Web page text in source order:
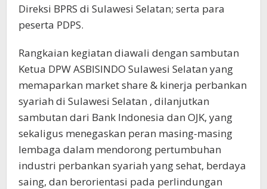
Direksi BPRS di Sulawesi Selatan; serta para
peserta PDPS.
Rangkaian kegiatan diawali dengan sambutan
Ketua DPW ASBISINDO Sulawesi Selatan yang
memaparkan market share & kinerja perbankan
syariah di Sulawesi Selatan , dilanjutkan
sambutan dari Bank Indonesia dan OJK, yang
sekaligus menegaskan peran masing-masing
lembaga dalam mendorong pertumbuhan
industri perbankan syariah yang sehat, berdaya
saing, dan berorientasi pada perlindungan